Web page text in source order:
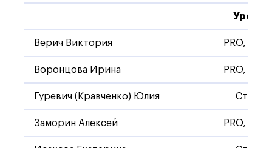
Верич Виктория PRO,
Воронцова Ирина PRO,
Гуревич (Кравченко) Юлия
Заморин Алексей PRO,